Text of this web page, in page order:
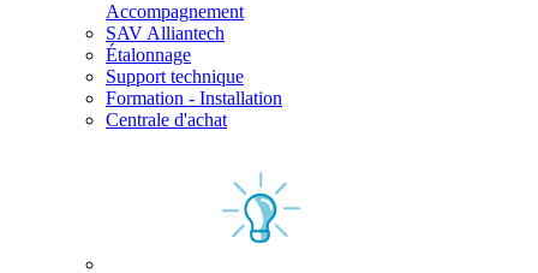
Accompagnement
SAV Alliantech
Étalonnage
Support technique
Formation - Installation
Centrale d'achat